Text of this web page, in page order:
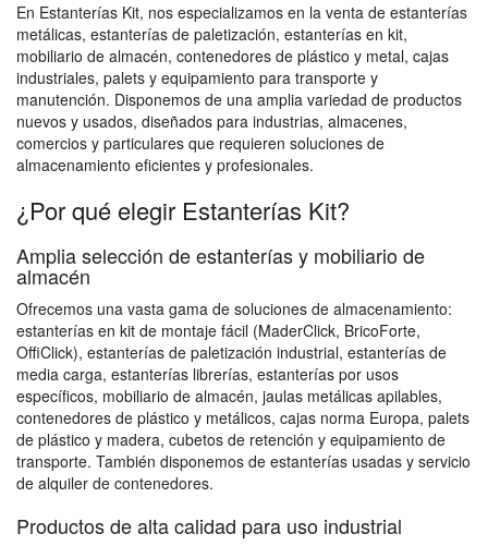
En Estanterías Kit, nos especializamos en la venta de estanterías
metálicas, estanterías de paletización, estanterías en kit,
mobiliario de almacén, contenedores de plástico y metal, cajas
industriales, palets y equipamiento para transporte y
manutención. Disponemos de una amplia variedad de productos
nuevos y usados, diseñados para industrias, almacenes,
comercios y particulares que requieren soluciones de
almacenamiento eficientes y profesionales.
¿Por qué elegir Estanterías Kit?
Amplia selección de estanterías y mobiliario de
almacén
Ofrecemos una vasta gama de soluciones de almacenamiento:
estanterías en kit de montaje fácil (MaderClick, BricoForte,
OffiClick), estanterías de paletización industrial, estanterías de
media carga, estanterías librerías, estanterías por usos
específicos, mobiliario de almacén, jaulas metálicas apilables,
contenedores de plástico y metálicos, cajas norma Europa, palets
de plástico y madera, cubetos de retención y equipamiento de
transporte. También disponemos de estanterías usadas y servicio
de alquiler de contenedores.
Productos de alta calidad para uso industrial